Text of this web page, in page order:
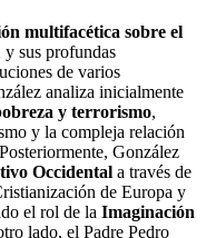
multifacética sobre el
y sus profundas
de varios
analiza inicialmente
y terrorismo,
y la compleja relación
González
Occidental a través de
de Europa y
el rol de la Imaginación
lado, el Padre Pedro